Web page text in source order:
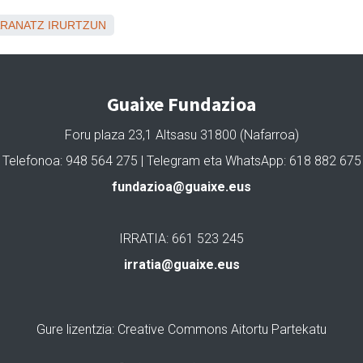
IRURTZUN
Guaixe Fundazioa
Foru plaza 23,1 Altsasu 31800 (Nafarroa)
Telefonoa: 948 564 275 | Telegram eta WhatsApp: 618 882 675
fundazioa@guaixe.eus
IRRATIA: 661 523 245
irratia@guaixe.eus
Gure lizentzia: Creative Commons Aitortu Partekatu